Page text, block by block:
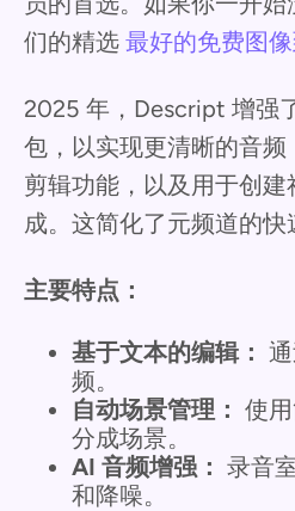
们的精选 最好的免费图
2025 年，Descript 增强
包，以实现更清晰的音
剪辑功能，以及用于创
成。这简化了元频道的快
主要特点：
基于文本的编辑：
频。
自动场景管理： 使
分成场景。
AI 音频增强： 录音
和降噪。